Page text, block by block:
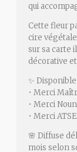
qui
Cette fleur
cire
sur sa carte
décorative
✨
• Merci
• Merci
• Merci
🌸 Diffuse
mois selon